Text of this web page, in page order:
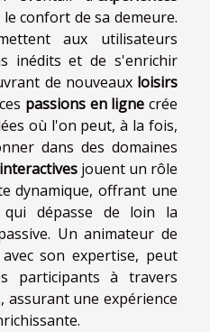
confort de sa demeure.
aux utilisateurs
inédits et de s'enrichir
de nouveaux loisirs
passions en ligne crée
où l'on peut, à la fois,
dans des domaines
jouent un rôle
dynamique, offrant une
dépasse de loin la
Un animateur de
son expertise, peut
participants à travers
assurant une expérience